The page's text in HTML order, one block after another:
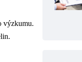
výzkumu.